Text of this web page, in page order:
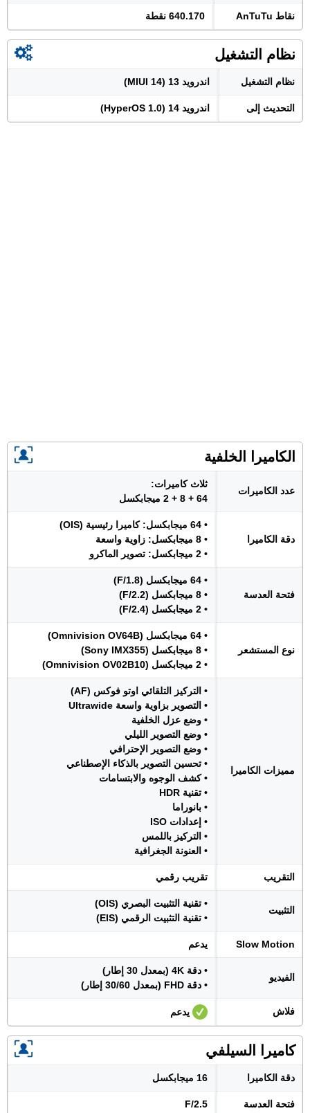
نقاط AnTuTu 640.170 نقطة
نظام التشغيل
نظام التشغيل اندرويد 13 (MIUI 14)
التحديث إلى اندرويد 14 (HyperOS 1.0)
الكاميرا الخلفية
عدد الكاميرات
ثلاث كاميرات:
64 + 8 + 2 ميجابكسل
دقة الكاميرا
• 64 ميجابكسل: كاميرا رئيسية (OIS)
• 8 ميجابكسل: زاوية واسعة
• 2 ميجابكسل: تصوير الماكرو
فتحة العدسة
• 64 ميجابكسل (F/1.8)
• 8 ميجابكسل (F/2.2)
• 2 ميجابكسل (F/2.4)
نوع المستشعر
• 64 ميجابكسل (Omnivision OV64B)
• 8 ميجابكسل (Sony IMX355)
• 2 ميجابكسل (Omnivision OV02B10)
مميزات الكاميرا
• التركيز التلقائي اوتو فوكس (AF)
• التصوير بزاوية واسعة Ultrawide
• وضع عزل الخلفية
• وضع التصوير الليلي
• وضع التصوير الإحترافي
• تحسين التصوير بالذكاء الإصطناعي
• كشف الوجوه والابتسامات
• تقنية HDR
• بانوراما
• إعدادات ISO
• التركيز باللمس
• العنونة الجغرافية
التقريب تقريب رقمي
التثبيت
• تقنية التثبيت البصري (OIS)
• تقنية التثبيت الرقمي (EIS)
Slow Motion يدعم
الفيديو
• دقة 4K (بمعدل 30 إطار)
• دقة FHD (بمعدل 30/60 إطار)
فلاش يدعم
كاميرا السيلفي
دقة الكاميرا 16 ميجابكسل
فتحة العدسة F/2.5